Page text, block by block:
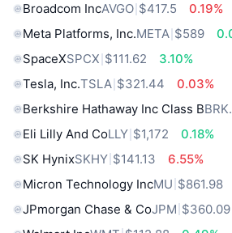
Broadcom IncAVGO $417.5
0.19%
Meta Platforms, Inc.META $589
SpaceXSPCX $111.62
3.10%
Tesla, Inc.TSLA $321.44
0.03%
Berkshire Hathaway Inc Class B
Eli Lilly And CoLLY $1,172
0.18%
SK HynixSKHY $141.13
6.55%
Micron Technology IncMU $861.98
JPmorgan Chase & CoJPM $360.09